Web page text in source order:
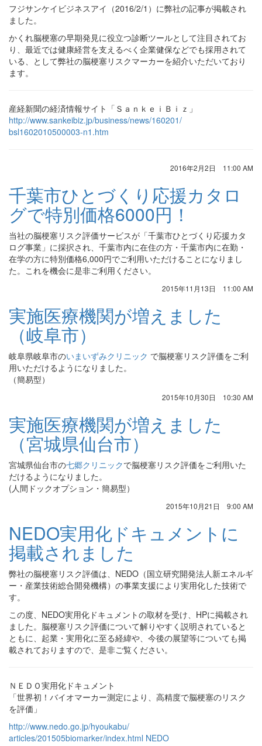
フジサンケイビジネスアイ（2016/2/1）に弊社の記事が掲載され
ました。
かくれ脳梗塞の早期発見に役立つ診断ツールとして注目されてお
り、最近では健康経営を支えるべく企業健保などでも採用されて
いる、として弊社の脳梗塞リスクマーカーを紹介いただいており
ます。
産経新聞の経済情報サイト「ＳａｎｋｅｉＢｉｚ」
http://www.sankeibiz.jp/business/news/160201/
bsl1602010500003-n1.htm
2016年2月2日 11:00 AM
千葉市ひとづくり応援カタロ
グで特別価格6000円！
当社の脳梗塞リスク評価サービスが「千葉市ひとづくり応援カタ
ログ事業」に採択され、 千葉市内に在住の方・千葉市内に在勤・
在学の方に特別価格6,000円でご利用いただけることになりまし
た。これを機会に是非ご利用ください。
2015年11月13日 11:00 AM
実施医療機関が増えました
（岐阜市）
岐阜県岐阜市のいまいずみクリニック で脳梗塞リスク評価をご利
用いただけるようになりました。
（簡易型）
2015年10月30日 10:30 AM
実施医療機関が増えました
（宮城県仙台市）
宮城県仙台市の七郷クリニックで脳梗塞リスク評価をご利用いた
だけるようになりました。
(人間ドックオプション・簡易型）
2015年10月21日 9:00 AM
NEDO実用化ドキュメントに
掲載されました
弊社の脳梗塞リスク評価は、NEDO（国立研究開発法人新エネルギ
ー・産業技術総合開発機構）の事業支援により実用化した技術で
す。
この度、NEDO実用化ドキュメントの取材を受け、HPに掲載され
ました。脳梗塞リスク評価について解りやすく説明されていると
ともに、起業・実用化に至る経緯や、今後の展望等についても掲
載されておりますので、是非ご覧ください。
ＮＥＤＯ実用化ドキュメント
「世界初！バイオマーカー測定により、高精度で脳梗塞のリスク
を評価」
http://www.nedo.go.jp/hyoukabu/
articles/201505biomarker/index.html NEDO